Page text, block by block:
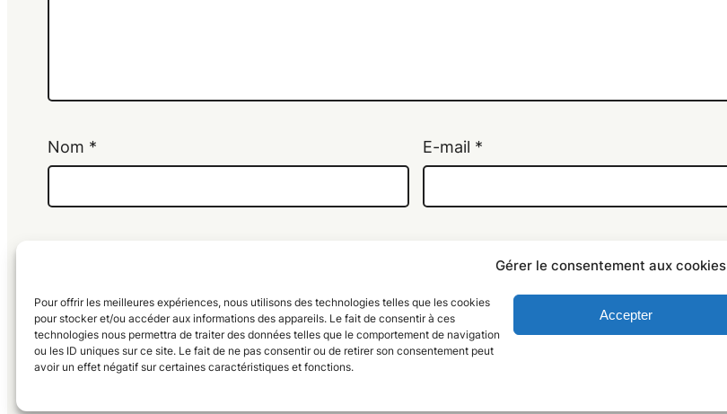
Gérer le consentement aux cookies
Pour offrir les meilleures expériences, nous utilisons des technologies telles que les cookies
pour stocker et/ou accéder aux informations des appareils. Le fait de consentir à ces
technologies nous permettra de traiter des données telles que le comportement de navigation
ou les ID uniques sur ce site. Le fait de ne pas consentir ou de retirer son consentement peut
avoir un effet négatif sur certaines caractéristiques et fonctions.
Accepter
Nom * E-mail *